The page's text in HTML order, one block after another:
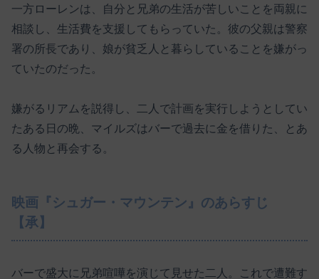
一方ローレンは、自分と兄弟の生活が苦しいことを両親に
相談し、生活費を支援してもらっていた。彼の父親は警察
署の所長であり、娘が貧乏人と暮らしていることを嫌がっ
ていたのだった。
嫌がるリアムを説得し、二人で計画を実行しようとしてい
たある日の晩、マイルズはバーで過去に金を借りた、とあ
る人物と再会する。
映画『シュガー・マウンテン』のあらすじ
【承】
バーで盛大に兄弟喧嘩を演じて見せた二人。これで遭難す